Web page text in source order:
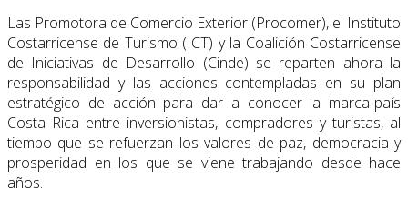
Las Promotora de Comercio Exterior (Procomer), el Instituto
Costarricense de Turismo (ICT) y la Coalición Costarricense
de Iniciativas de Desarrollo (Cinde) se reparten ahora la
responsabilidad y las acciones contempladas en su plan
estratégico de acción para dar a conocer la marca-país
Costa Rica entre inversionistas, compradores y turistas, al
tiempo que se refuerzan los valores de paz, democracia y
prosperidad en los que se viene trabajando desde hace
años.